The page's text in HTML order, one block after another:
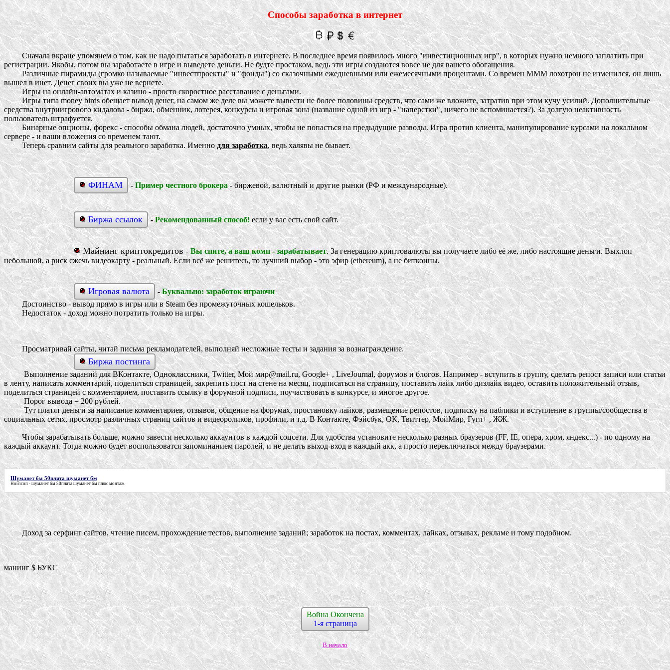
Способы заработка в интернет
Сначала вкраце упомянем о том, как не надо пытаться заработать в интернете. В последнее время появилось много "инвестиционных игр", в которых нужно немного заплатить при
регистрации. Якобы, потом вы заработаете в игре и выведете деньги. Не будте простаком, ведь эти игры создаются вовсе не для вашего обогащения.
Различные пирамиды (громко называемые "инвестпроекты" и "фонды") со сказочными ежедневными или ежемесячными процентами. Со времен МММ лохотрон не изменился, он лишь
вышел в инет. Денег своих вы уже не вернете.
Игры на онлайн-автоматах и казино - просто скоростное расставание с деньгами.
Игры типа money birds обещает вывод денег, на самом же деле вы можете вывести не более половины средств, что сами же вложите, затратив при этом кучу усилий. Дополнительные
средства внутриигрового кидалова - биржа, обменник, лотерея, конкурсы и игровая зона (название одной из игр - "наперстки", ничего не вспоминается?). За долгую неактивность
пользователь штрафуется.
Бинарные опционы, форекс - способы обмана людей, достаточно умных, чтобы не попасться на предыдущие разводы. Игра против клиента, манипулирование курсами на локальном
сервере - и ваши вложения со временем тают.
Теперь сравним сайты для реального заработка. Именнодля заработка, ведь халявы не бывает.
ФИНАМ -Пример честного брокера- биржевой, валютный и другие рынки (РФ и международные).
Биржа ссылок -Рекомендованный способ!если у вас есть свой сайт.
Майнинг криптокредитов-Вы спите, а ваш комп - зарабатывает. За генерацию криптовалюты вы получаете либо её же, либо настоящие деньги. Выхлоп
небольшой, а риск сжечь видеокарту - реальный. Если всё же решитесь, то лучший выбор - это эфир (ethereum), а не биткоины.
Игровая валюта -Буквально: заработок играючи
Достоинство - вывод прямо в игры или в Steam без промежуточных кошельков.
Недостаток - доход можно потратить только на игры.
Просматривай сайты, читай письма рекламодателей, выполняй несложные тесты и задания за вознаграждение.
Биржа постинга
Выполнение заданий для ВКонтакте, Одноклассники, Twitter, Мой мир@mail.ru, Google+ , LiveJournal, форумов и блогов. Например - вступить в группу, сделать репост записи или статьи
в ленту, написать комментарий, поделиться страницей, закрепить пост на стене на месяц, подписаться на страницу, поставить лайк либо дизлайк видео, оставить положительный отзыв,
поделиться страницей с комментарием, поставить ссылку в форумной подписи, поучаствовать в конкурсе, и многое другое.
Порог вывода = 200 рублей.
Тут платят деньги за написание комментариев, отзывов, общение на форумах, простановку лайков, размещение репостов, подписку на паблики и вступление в группы/сообщества в
социальных сетях, просмотр различных страниц сайтов и видеороликов, профили, и т.д. В Контакте, Фэйсбук, ОК, Твиттер, МойМир, Гугл+ , ЖЖ.
Чтобы зарабатывать больше, можно завести несколько аккаунтов в каждой соцсети. Для удобства установите несколько разных браузеров (FF, IE, опера, хром, яндекс...) - по одному на
каждый аккаунт. Тогда можно будет воспользоватся запоминанием паролей, и не делать выход-вход в каждый акк, а просто переключаться между браузерами.
Шуманет бм 50плита шуманет бм
Нойзсоп - шуманет бм 50плита шуманет бм плюс монтаж.
Доход за серфинг сайтов, чтение писем, прохождение тестов, выполнение заданий; заработок на постах, комментах, лайках, отзывах, рекламе и тому подобном.
манинг $ БУКС
Война Окончена
1-я страница
В начало